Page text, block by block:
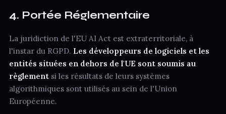
4. Portée Réglementaire
La juridiction de l'EU AI Act est extraterritoriale, à
l'instar du RGPD. Les développeurs de logiciels et les
entités situées en dehors de l'UE sont soumis au
règlementsi les résultats de leurs systèmes
algorithmiques sont utilisés au sein de l'Union
Européenne.